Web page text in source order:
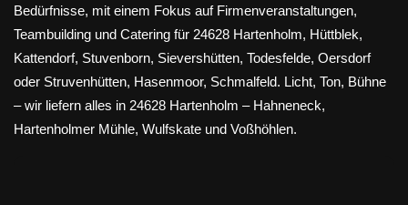
Bedürfnisse, mit einem Fokus auf Firmenveranstaltungen,
Teambuilding und Catering für 24628 Hartenholm, Hüttblek,
Kattendorf, Stuvenborn, Sievershütten, Todesfelde, Oersdorf
oder Struvenhütten, Hasenmoor, Schmalfeld. Licht, Ton, Bühne
– wir liefern alles in 24628 Hartenholm – Hahneneck,
Hartenholmer Mühle, Wulfskate und Voßhöhlen.